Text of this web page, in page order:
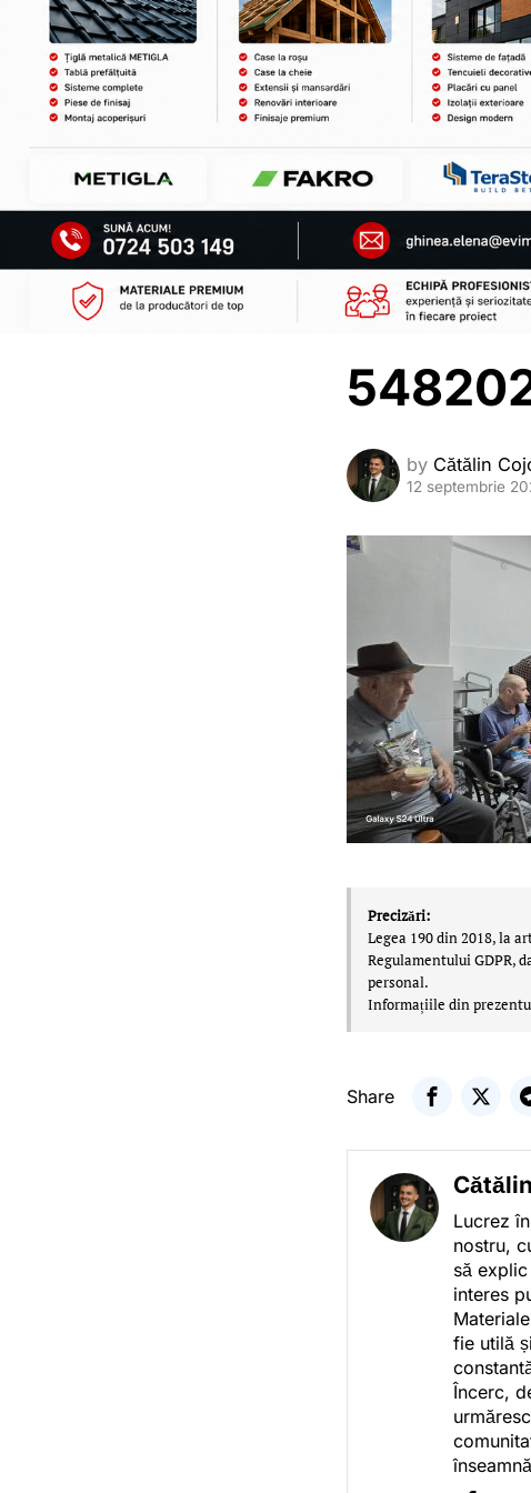
by Cătălin
12 septembrie
Precizări:
Legea 190 din 2018, la
Regulamentului GDPR,
personal.
Informațiile din
Share
Lucrez
nostru,
să
interes
fie utilă
Încerc,